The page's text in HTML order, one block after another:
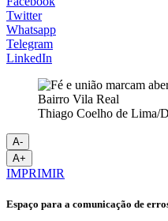
Twitter
Whatsapp
Telegram
LinkedIn
Thiago Coelho de Lima/
A-
A+
IMPRIMIR
Espaço para a comunicação de